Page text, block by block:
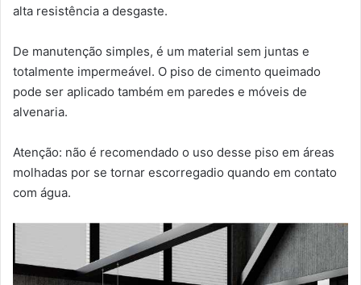
alta resistência a desgaste.
De manutenção simples, é um material sem juntas e
totalmente impermeável. O piso de cimento queimado
pode ser aplicado também em paredes e móveis de
alvenaria.
Atenção: não é recomendado o uso desse piso em áreas
molhadas por se tornar escorregadio quando em contato
com água.